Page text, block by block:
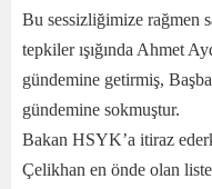
Bu sessizliğimize rağmen
tepkiler ışığında Ahmet
gündemine getirmiş,
gündemine sokmuştur.
Bakan HSYK’a itiraz
Çelikhan en önde olan